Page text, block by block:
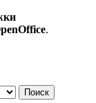
.